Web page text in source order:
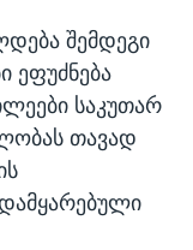
შემდეგი
ეფუძნება
საკუთარ
თავად